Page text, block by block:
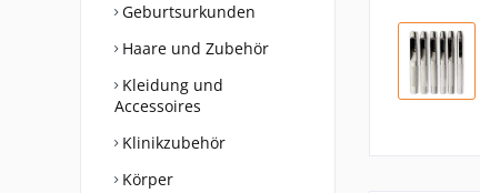
Geburtsurkunden
Haare und Zubehör
Kleidung und
Accessoires
Klinikzubehör
Körper